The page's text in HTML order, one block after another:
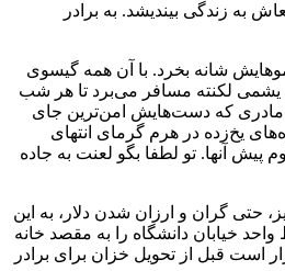
زندگی بیندیشد. به برادر
شانه بخرد. با آن همه گیسوی
یشمی لکنته مسافر می‌برد تا هر شب
مادری که دست‌هایش امن‌ترین جای
یخ‌زده در هرم گرمای انتهای
آنها. تو لطفا بگو لعنت به جاده
حتی گران و ارزان شدن دلار، به این
خیابان دانشگاه را به مقصد خانه
قبل از تحویل خزان برای برادر